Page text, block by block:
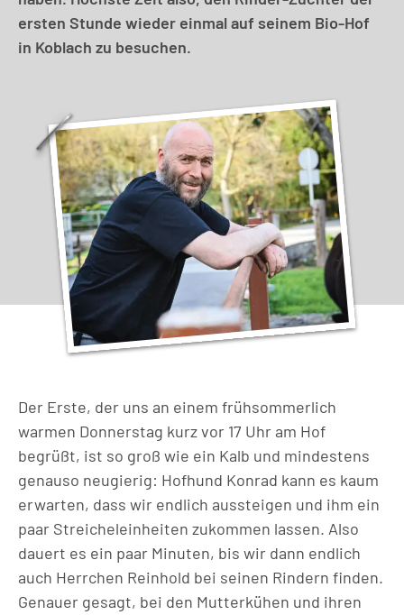
ersten Stunde wieder einmal auf seinem Bio-Hof
in Koblach zu besuchen.
Der Erste, der uns an einem frühsommerlich
warmen Donnerstag kurz vor 17 Uhr am Hof
begrüßt, ist so groß wie ein Kalb und mindestens
genauso neugierig: Hofhund Konrad kann es kaum
erwarten, dass wir endlich aussteigen und ihm ein
paar Streicheleinheiten zukommen lassen. Also
dauert es ein paar Minuten, bis wir dann endlich
auch Herrchen Reinhold bei seinen Rindern finden.
Genauer gesagt, bei den Mutterkühen und ihren